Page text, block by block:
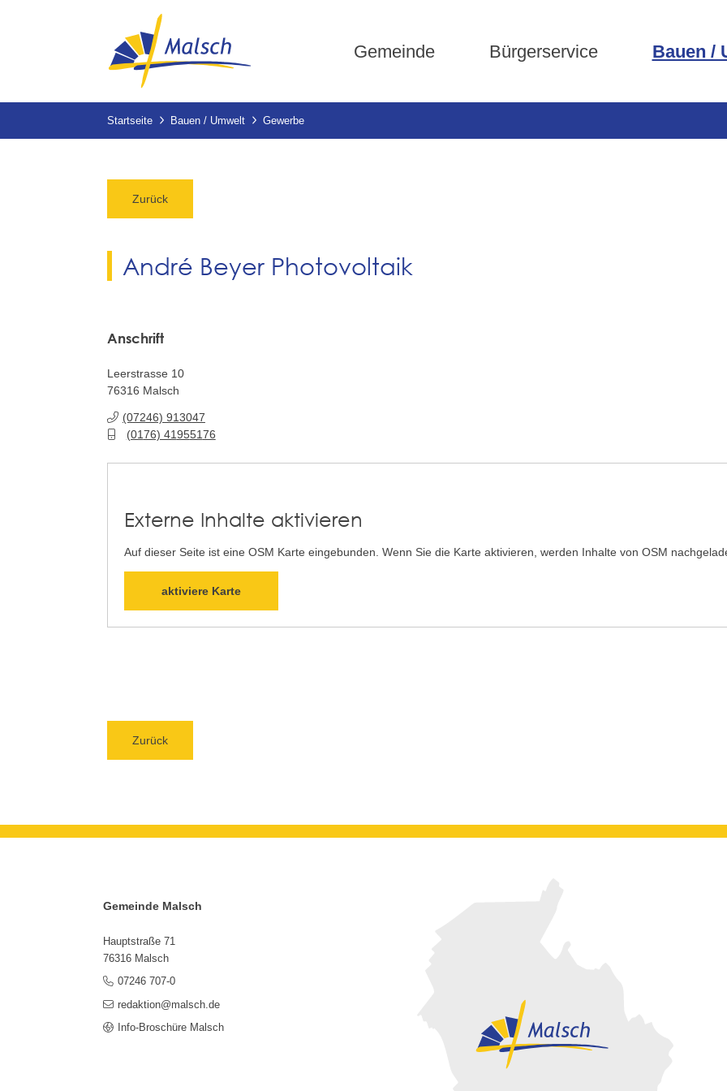
Gemeinde Bürgerservice Bauen /
Startseite Bauen / Umwelt Gewerbe
Zurück
André Beyer Photovoltaik
Externe Inhalte aktivieren
Auf dieser Seite ist eine OSM Karte eingebunden. Wenn Sie die Karte aktivieren, werden Inhalte von OSM
aktiviere Karte
Anschrift
Leerstrasse 10
76316 Malsch
(07246) 913047
(0176) 41955176
Zurück
Gemeinde Malsch
Hauptstraße 71
76316 Malsch
07246 707-0
redaktion@malsch.de
Info-Broschüre Malsch